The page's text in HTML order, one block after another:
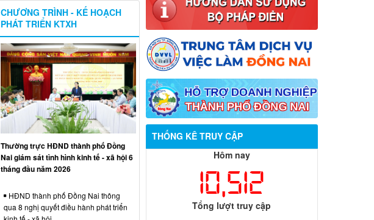
THỐNG KÊ TRUY CẬP
Hôm nay
10,512
Tổng lượt truy cập
CHƯƠNG TRÌNH - KẾ HOẠCH
PHÁT TRIỂN KTXH
Thường trực HĐND thành phố Đồng
Nai giám sát tình hình kinh tế - xã hội 6
tháng đầu năm 2026
HĐND thành phố Đồng Nai thông
qua 8 nghị quyết điều hành phát triển